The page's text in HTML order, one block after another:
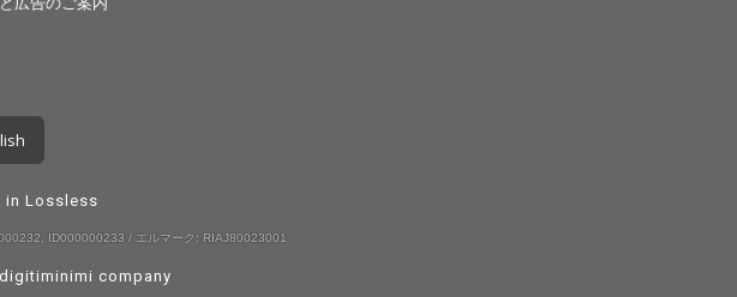
in Lossless
ID000000233 / エルマーク: RIAJ80023001
digitiminimi company